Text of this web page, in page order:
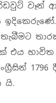
වෑන්
එය භාවිත
1796
යි.